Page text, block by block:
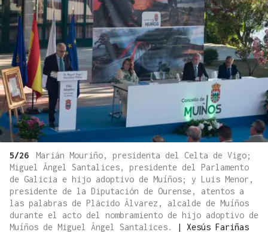
5/26
Marián Mouriño, presidenta del Celta de Vigo;
Miguel Ángel Santalices, presidente del Parlamento
de Galicia e hijo adoptivo de Muíños; y Luis Menor,
presidente de la Diputación de Ourense, atentos a
las palabras de Plácido Álvarez, alcalde de Muíños
durante el acto del nombramiento de hijo adoptivo de
Muíños de Miguel Ángel Santalices.
| Xesús Fariñas